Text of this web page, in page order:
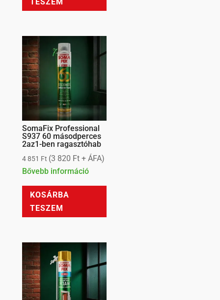
SomaFix Professional
S937 60 másodperces
2az1-ben ragasztóhab
4 851 Ft (3 820 Ft+ ÁFA)
Bővebb információ
KOSÁRBA
TESZEM